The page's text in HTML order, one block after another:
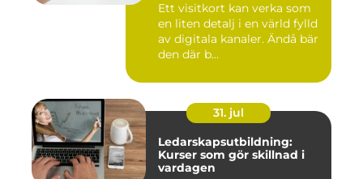
Ett visitkort kan verka som
en liten detalj i en värld fylld
av digitala kanaler. Ändå bär
den där b...
31. jul
Ledarskapsutbildning:
Kurser som gör skillnad i
vardagen